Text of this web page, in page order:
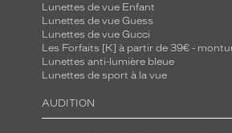
Lunettes de vue Enfant
Lunettes de vue Guess
Lunettes de vue Gucci
Les Forfaits [K] à partir de 39€ -
Lunettes anti-lumière bleue
Lunettes de sport à la vue
AUDITION